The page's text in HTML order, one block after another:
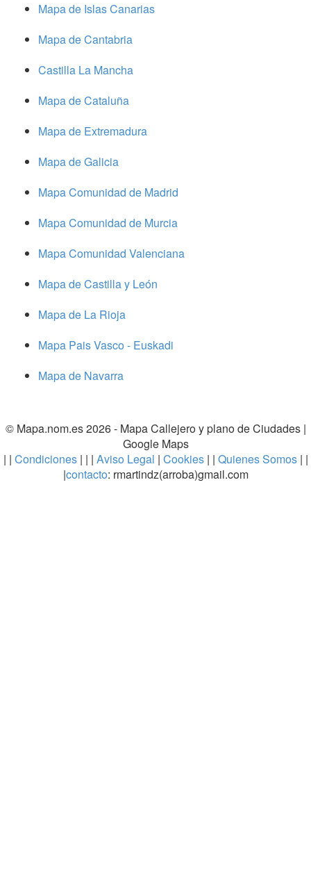
Mapa de Islas Canarias
Mapa de Cantabria
Castilla La Mancha
Mapa de Cataluña
Mapa de Extremadura
Mapa de Galicia
Mapa Comunidad de Madrid
Mapa Comunidad de Murcia
Mapa Comunidad Valenciana
Mapa de Castilla y León
Mapa de La Rioja
Mapa Pais Vasco - Euskadi
Mapa de Navarra
© Mapa.nom.es 2026 - Mapa Callejero y plano de Ciudades|
Google Maps
| | Condiciones| | | Aviso Legal | Cookies | | Quienes Somos | |
|contacto: rmartindz(arroba)gmail.com